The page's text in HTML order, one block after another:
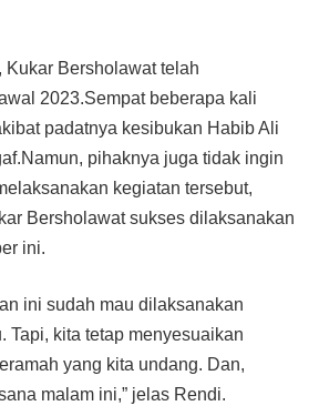
Kukar Bersholawat telah
2023.Sempat beberapa kali
padatnya kesibukan Habib Ali
pihaknya juga tidak ingin
kegiatan tersebut,
Bersholawat sukses dilaksanakan
ini.
ini sudah mau dilaksanakan
Tapi, kita tetap menyesuaikan
yang kita undang. Dan,
malam ini,” jelas Rendi.